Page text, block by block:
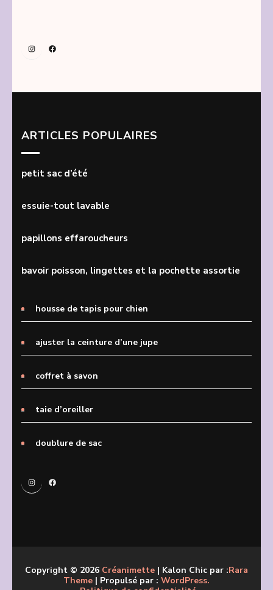
InstagramFacebook
ARTICLES POPULAIRES
petit sac d’été
essuie-tout lavable
papillons effaroucheurs
bavoir poisson, lingettes et la pochette assortie
housse de tapis pour chien
ajuster la ceinture d’une jupe
coffret à savon
taie d’oreiller
doublure de sac
InstagramFacebook
Copyright © 2026 Créanimette | Kalon Chic par :Rara
Theme | Propulsé par : WordPress.